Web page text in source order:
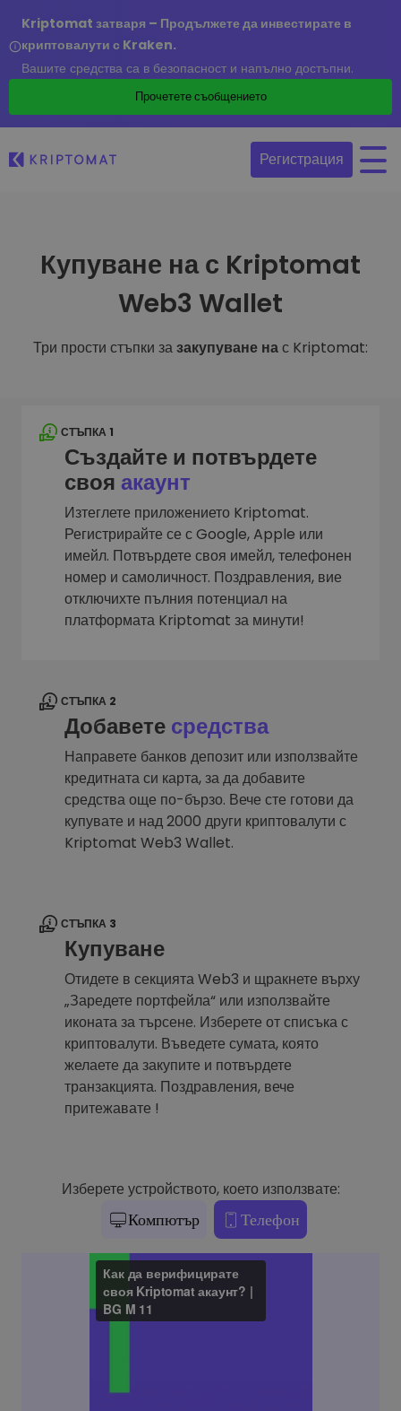
Kriptomat затваря – Продължете да инвестирате в
криптовалути с Kraken.
Вашите средства са в безопасност и напълно достъпни.
Прочетете съобщението
Регистрация
Купуване на с Kriptomat
Web3 Wallet
Три прости стъпки зазакупуване нас Kriptomat:
СТЪПКА 1
Създайте и потвърдете
своя акаунт
Изтеглете приложението Kriptomat.
Регистрирайте се с Google, Apple или
имейл. Потвърдете своя имейл, телефонен
номер и самоличност. Поздравления, вие
отключихте пълния потенциал на
платформата Kriptomat за минути!
СТЪПКА 2
Добавете средства
Направете банков депозит или използвайте
кредитната си карта, за да добавите
средства още по-бързо. Вече сте готови да
купувате и над 2000 други криптовалути с
Kriptomat Web3 Wallet.
СТЪПКА 3
Купуване
Отидете в секцията Web3 и щракнете върху
„Заредете портфейла“ или използвайте
иконата за търсене. Изберете от списъка с
криптовалути. Въведете сумата, която
желаете да закупите и потвърдете
транзакцията. Поздравления, вече
притежавате !
Изберете устройството, което използвате:
Компютър Телефон